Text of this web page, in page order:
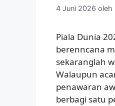
4 Juni 2026 oleh
Piala Dunia
berenncana
sekaranglah
Walaupun
penawaran
berbagi satu